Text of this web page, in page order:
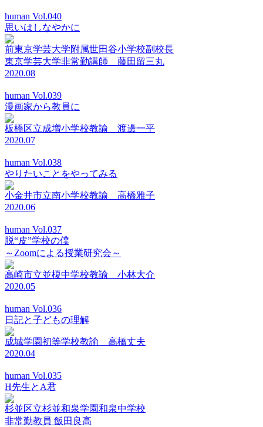
human Vol.040
思いはしなやかに
前東京学芸大学附属世田谷小学校副校長
東京学芸大学非常勤講師 藤田留三丸
2020.08
human Vol.039
漫画家から教員に
板橋区立成増小学校教諭 渡邊一平
2020.07
human Vol.038
やりたいことをやってみる
小金井市立南小学校教諭 高橋雅子
2020.06
human Vol.037
脱“皮”学校の僕
～Zoomによる授業研究会～
高崎市立並榎中学校教諭 小林大介
2020.05
human Vol.036
日記と子どもの理解
成城学園初等学校教諭 高橋丈夫
2020.04
human Vol.035
H先生とA君
杉並区立杉並和泉学園和泉中学校
非常勤教員 飯田良高